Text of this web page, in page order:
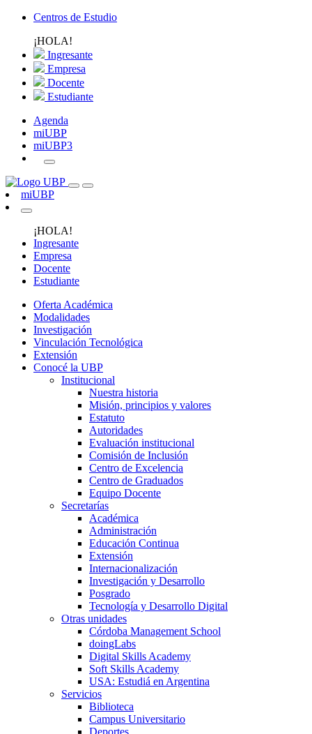
Centros de Estudio
¡HOLA!
Ingresante
Empresa
Docente
Estudiante
Agenda
miUBP
miUBP3
miUBP
¡HOLA!
Ingresante
Empresa
Docente
Estudiante
Oferta Académica
Modalidades
Investigación
Vinculación Tecnológica
Extensión
Conocé la UBP
Institucional
Nuestra historia
Misión, principios y valores
Estatuto
Autoridades
Evaluación institucional
Comisión de Inclusión
Centro de Excelencia
Centro de Graduados
Equipo Docente
Secretarías
Académica
Administración
Educación Continua
Extensión
Internacionalización
Investigación y Desarrollo
Posgrado
Tecnología y Desarrollo Digital
Otras unidades
Córdoba Management School
doingLabs
Digital Skills Academy
Soft Skills Academy
USA: Estudiá en Argentina
Servicios
Biblioteca
Campus Universitario
Deportes